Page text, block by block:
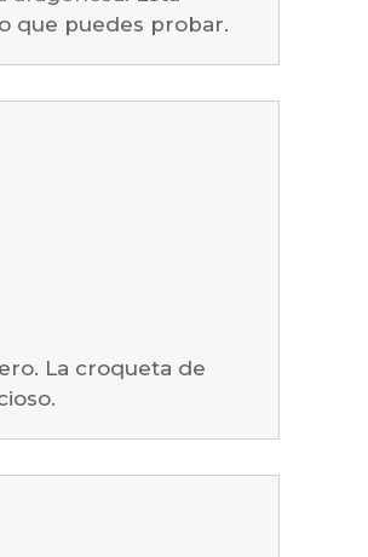
que puedes probar.
La croqueta de